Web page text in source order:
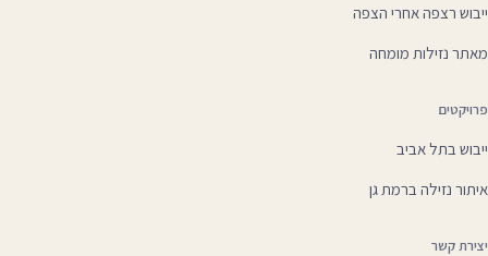
ייבוש רצפה אחרי הצפה
מאתר נזילות מומחה
פרויקטים
ייבוש בתל אביב
איתור נזילה ברמת גן
יצירת קשר